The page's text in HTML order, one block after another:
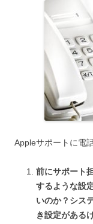
Appleサポートに電
前にサポート
するような設
いのか？シス
き設定がある